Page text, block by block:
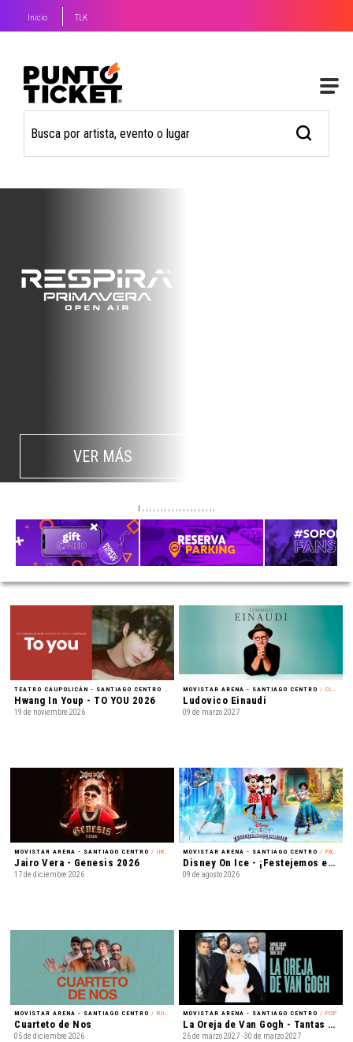
Inicio TLK
VER MÁS
TEATRO CAUPOLICÁN - SANTIAGO CENTRO
Hwang In Youp - TO YOU 2026
19 de noviembre 2026
MOVISTAR ARENA - SANTIAGO CENTRO / CLÁSICA
Ludovico Einaudi
09 de marzo 2027
MOVISTAR ARENA - SANTIAGO CENTRO / URBANO
Jairo Vera - Genesis 2026
17 de diciembre 2026
MOVISTAR ARENA - SANTIAGO CENTRO / PATINAJE EN HIELO
Disney On Ice - ¡Festejemos en Familia!
09 de agosto 2026
MOVISTAR ARENA - SANTIAGO CENTRO / ROCK
Cuarteto de Nos
05 de diciembre 2026
MOVISTAR ARENA - SANTIAGO CENTRO / POP
La Oreja de Van Gogh - Tantas cosas que contar Tour 2027
26 de marzo 2027 - 30 de marzo 2027